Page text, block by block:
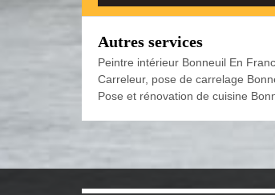
Autres services
Peintre intérieur Bonneuil En
Carreleur, pose de carrelage
Pose et rénovation de cuisine